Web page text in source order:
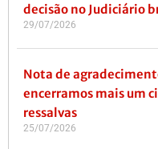
decisão no Judiciário
29/07/2026
Nota de
encerramos mais um
ressalvas
25/07/2026